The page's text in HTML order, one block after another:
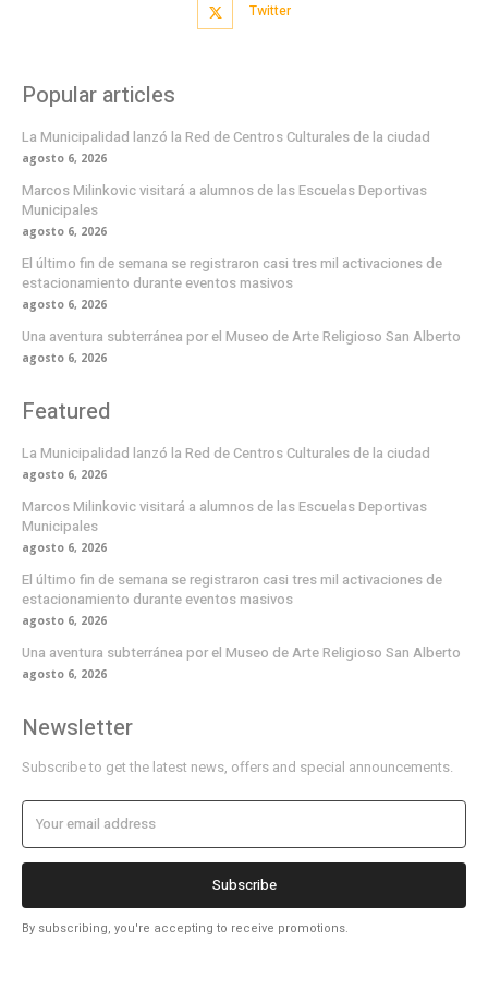
Twitter
Popular articles
La Municipalidad lanzó la Red de Centros Culturales de la ciudad
agosto 6, 2026
Marcos Milinkovic visitará a alumnos de las Escuelas Deportivas
Municipales
agosto 6, 2026
El último fin de semana se registraron casi tres mil activaciones de
estacionamiento durante eventos masivos
agosto 6, 2026
Una aventura subterránea por el Museo de Arte Religioso San Alberto
agosto 6, 2026
Featured
La Municipalidad lanzó la Red de Centros Culturales de la ciudad
agosto 6, 2026
Marcos Milinkovic visitará a alumnos de las Escuelas Deportivas
Municipales
agosto 6, 2026
El último fin de semana se registraron casi tres mil activaciones de
estacionamiento durante eventos masivos
agosto 6, 2026
Una aventura subterránea por el Museo de Arte Religioso San Alberto
agosto 6, 2026
Newsletter
Subscribe to get the latest news, offers and special announcements.
Subscribe
By subscribing, you're accepting to receive promotions.